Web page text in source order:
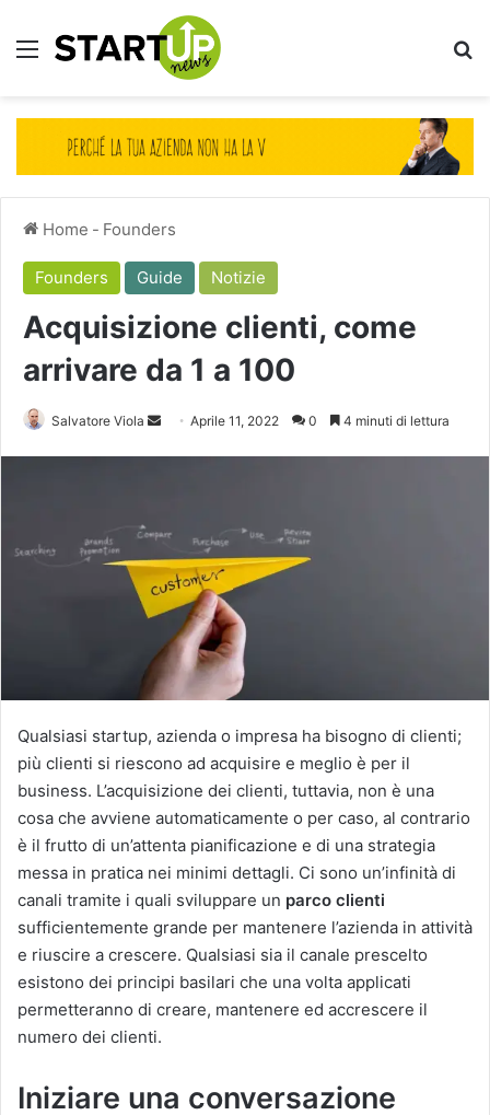
Menu
Home - Founders
Founders Guide Notizie
Acquisizione clienti, come
arrivare da 1 a 100
Salvatore Viola
Invia Aprile 11, 2022 0 4 minuti di lettura
Qualsiasi startup, azienda o impresa ha bisogno di clienti;
più clienti si riescono ad acquisire e meglio è per il
business. L’acquisizione dei clienti, tuttavia, non è una
cosa che avviene automaticamente o per caso, al contrario
è il frutto di un’attenta pianificazione e di una strategia
messa in pratica nei minimi dettagli. Ci sono un’infinità di
canali tramite i quali sviluppare un parco clienti
sufficientemente grande per mantenere l’azienda in attività
e riuscire a crescere. Qualsiasi sia il canale prescelto
esistono dei principi basilari che una volta applicati
permetteranno di creare, mantenere ed accrescere il
numero dei clienti.
Iniziare una conversazione